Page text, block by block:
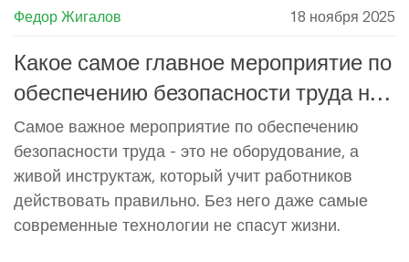
Федор Жигалов 18 ноября 2025
Какое самое главное мероприятие по
обеспечению безопасности труда на
производстве?
Самое важное мероприятие по обеспечению
безопасности труда - это не оборудование, а
живой инструктаж, который учит работников
действовать правильно. Без него даже самые
современные технологии не спасут жизни.